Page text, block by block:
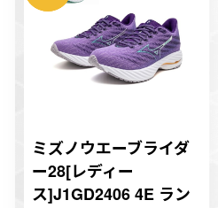
ミズノウエーブライダ
ー28[レディー
ス]J1GD2406 4E ラン